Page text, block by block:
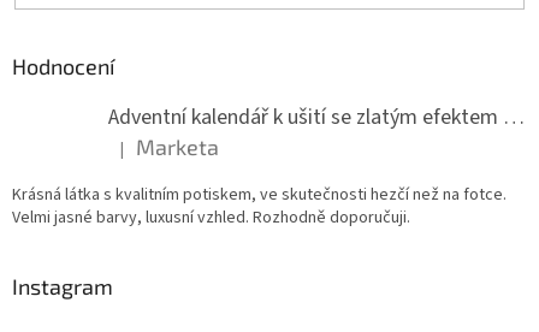
Hodnocení
Adventní kalendář k ušití se zlatým efektem 042Q
Hodnocení produktu je 5 z 5 hvězdiček.
| Marketa
Krásná látka s kvalitním potiskem, ve skutečnosti hezčí než na fotce.
Velmi jasné barvy, luxusní vzhled. Rozhodně doporučuji.
Instagram